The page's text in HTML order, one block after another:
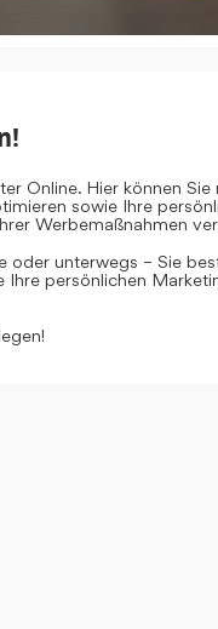
Online. Hier können Sie
sowie Ihre
Werbemaßnahmen
oder unterwegs – Sie
Ihre persönlichen